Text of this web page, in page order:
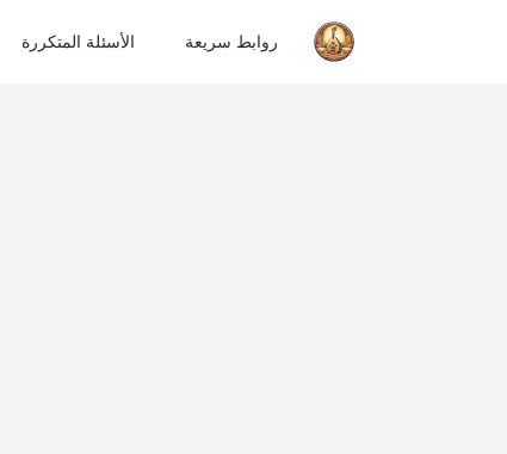
روابط سريعة الأسئلة المتكررة